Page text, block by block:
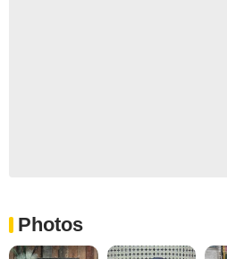
Photos